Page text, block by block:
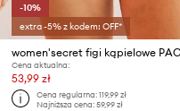
-10%
extra -5% z kodem: OFF*
women'secret figi kąpielowe
Cena aktualna:
53,99 zł
Cena regularna: 119,99 zł
Najniższa cena: 59,99 zł